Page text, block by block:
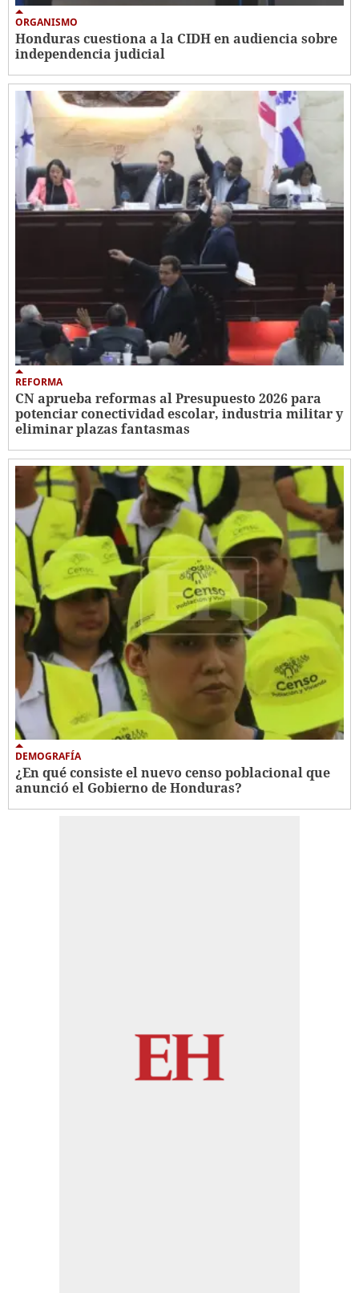
ORGANISMO
Honduras cuestiona a la CIDH en audiencia sobre
independencia judicial
REFORMA
CN aprueba reformas al Presupuesto 2026 para
potenciar conectividad escolar, industria militar y
eliminar plazas fantasmas
DEMOGRAFÍA
¿En qué consiste el nuevo censo poblacional que
anunció el Gobierno de Honduras?